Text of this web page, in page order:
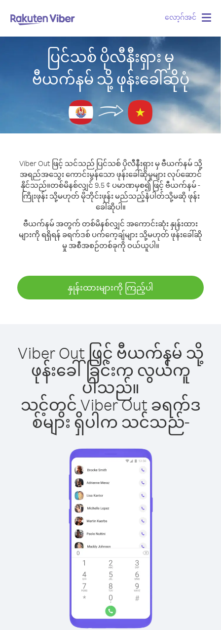
လော့ဂ်အင်
ပြင်သစ် ပိုလီနီးရှား မှ
ဗီယက်နမ် သို့ ဖုန်းခေါ်ဆိုပုံ
Viber Out ဖြင့် သင်သည် ပြင်သစ် ပိုလီနီးရှား မှ ဗီယက်နမ် သို့
အရည်အသွေး ကောင်းမွန်သော ဖုန်းခေါ်ဆိုမှုများ လုပ်ဆောင်
နိုင်သည်။တစ်မိနစ်လျှင် 9.5 ¢ ပမာဏမှစ၍ ဖြင့် ဗီယက်နမ် -
ကြိုးဖုန်း သို့မဟုတ် မိုဘိုင်းဖုန်း မည်သည့်နံပါတ်သို့မဆို ဖုန်း
ခေါ်ဆိုပါ။
ဗီယက်နမ် အတွက် တစ်မိနစ်လျှင် အကောင်းဆုံး နှုန်းထား
များကို ရရှိရန် ခရက်ဒစ် ပက်ကေ့ချ်များ သို့မဟုတ် ဖုန်းခေါ်ဆို
မှု အစီအစဉ်တစ်ခုကို ဝယ်ယူပါ။
နှုန်းထားများကို ကြည့်ပါ
Viber Out ဖြင့် ဗီယက်နမ် သို့
ဖုန်းခေါ်ခြင်းက လွယ်ကူ
ပါသည်။
သင့်တွင် Viber Out ခရက်ဒ
စ်များ ရှိပါက သင်သည်-